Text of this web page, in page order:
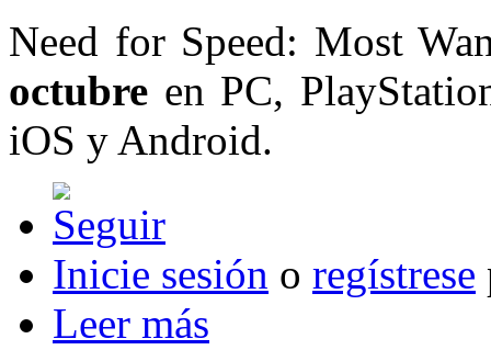
Need for Speed: Most
octubre en PC,
iOS y Android.
Inicie sesión o regístrese
Leer más